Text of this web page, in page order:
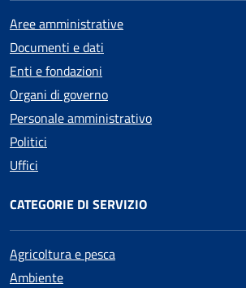
Aree amministrative
Documenti e dati
Enti e fondazioni
Organi di governo
Personale amministrativo
Politici
Uffici
CATEGORIE DI SERVIZIO
Agricoltura e pesca
Ambiente